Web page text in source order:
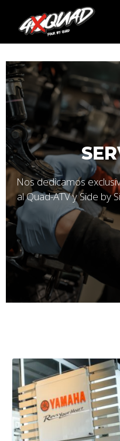
Nos dedicamos
al Quad-ATV y Side by